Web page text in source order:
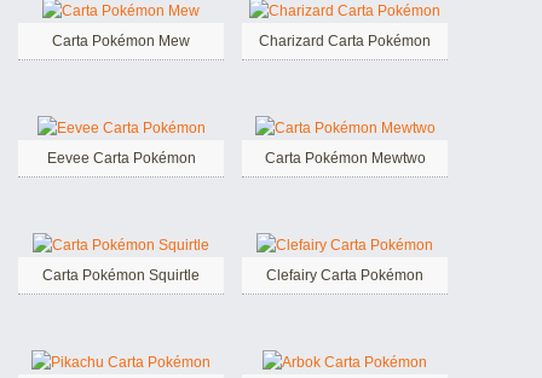
Carta Pokémon Mew Charizard Carta Pokémon
Eevee Carta Pokémon Carta Pokémon Mewtwo
Carta Pokémon Squirtle Clefairy Carta Pokémon